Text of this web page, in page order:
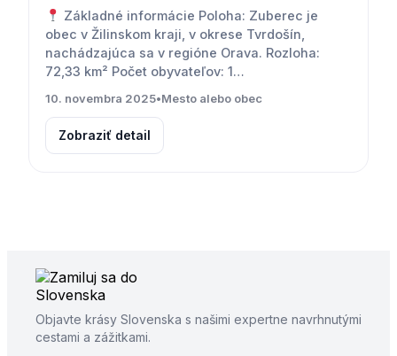
Základné informácie Poloha: Zuberec je
obec v Žilinskom kraji, v okrese Tvrdošín,
nachádzajúca sa v regióne Orava. Rozloha:
72,33 km² Počet obyvateľov: 1…
10. novembra 2025•Mesto alebo obec
Zobraziť detail
Objavte krásy Slovenska s našimi expertne navrhnutými
cestami a zážitkami.